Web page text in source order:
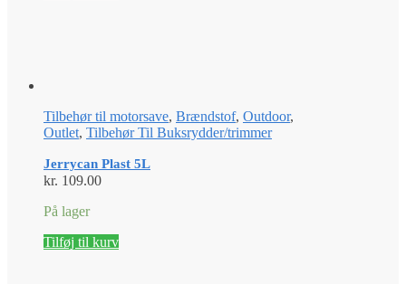
Tilbehør til motorsave, Brændstof, Outdoor,
Outlet, Tilbehør Til Buksrydder/trimmer
Jerrycan Plast 5L
kr. 109.00
På lager
Tilføj til kurv